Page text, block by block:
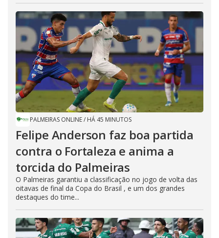
PALMEIRAS ONLINE/ HÁ 45 MINUTOS
Felipe Anderson faz boa partida
contra o Fortaleza e anima a
torcida do Palmeiras
O Palmeiras garantiu a classificação no jogo de volta das
oitavas de final da Copa do Brasil , e um dos grandes
destaques do time...